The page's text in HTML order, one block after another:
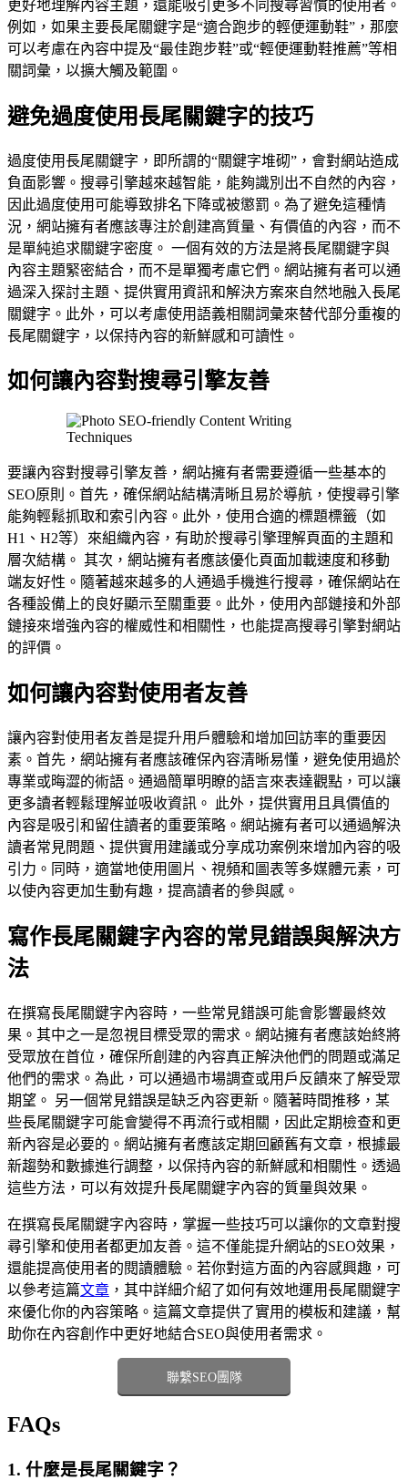
更好地理解內容主題，還能吸引更多不同搜尋習慣的使用者。
例如，如果主要長尾關鍵字是“適合跑步的輕便運動鞋”，那麼
可以考慮在內容中提及“最佳跑步鞋”或“輕便運動鞋推薦”等相
關詞彙，以擴大觸及範圍。
避免過度使用長尾關鍵字的技巧
過度使用長尾關鍵字，即所謂的“關鍵字堆砌”，會對網站造成
負面影響。搜尋引擎越來越智能，能夠識別出不自然的內容，
因此過度使用可能導致排名下降或被懲罰。為了避免這種情
況，網站擁有者應該專注於創建高質量、有價值的內容，而不
是單純追求關鍵字密度。 一個有效的方法是將長尾關鍵字與
內容主題緊密結合，而不是單獨考慮它們。網站擁有者可以通
過深入探討主題、提供實用資訊和解決方案來自然地融入長尾
關鍵字。此外，可以考慮使用語義相關詞彙來替代部分重複的
長尾關鍵字，以保持內容的新鮮感和可讀性。
如何讓內容對搜尋引擎友善
要讓內容對搜尋引擎友善，網站擁有者需要遵循一些基本的
SEO原則。首先，確保網站結構清晰且易於導航，使搜尋引擎
能夠輕鬆抓取和索引內容。此外，使用合適的標題標籤（如
H1、H2等）來組織內容，有助於搜尋引擎理解頁面的主題和
層次結構。 其次，網站擁有者應該優化頁面加載速度和移動
端友好性。隨著越來越多的人通過手機進行搜尋，確保網站在
各種設備上的良好顯示至關重要。此外，使用內部鏈接和外部
鏈接來增強內容的權威性和相關性，也能提高搜尋引擎對網站
的評價。
如何讓內容對使用者友善
讓內容對使用者友善是提升用戶體驗和增加回訪率的重要因
素。首先，網站擁有者應該確保內容清晰易懂，避免使用過於
專業或晦澀的術語。通過簡單明瞭的語言來表達觀點，可以讓
更多讀者輕鬆理解並吸收資訊。 此外，提供實用且具價值的
內容是吸引和留住讀者的重要策略。網站擁有者可以通過解決
讀者常見問題、提供實用建議或分享成功案例來增加內容的吸
引力。同時，適當地使用圖片、視頻和圖表等多媒體元素，可
以使內容更加生動有趣，提高讀者的參與感。
寫作長尾關鍵字內容的常見錯誤與解決方
法
在撰寫長尾關鍵字內容時，一些常見錯誤可能會影響最終效
果。其中之一是忽視目標受眾的需求。網站擁有者應該始終將
受眾放在首位，確保所創建的內容真正解決他們的問題或滿足
他們的需求。為此，可以通過市場調查或用戶反饋來了解受眾
期望。 另一個常見錯誤是缺乏內容更新。隨著時間推移，某
些長尾關鍵字可能會變得不再流行或相關，因此定期檢查和更
新內容是必要的。網站擁有者應該定期回顧舊有文章，根據最
新趨勢和數據進行調整，以保持內容的新鮮感和相關性。透過
這些方法，可以有效提升長尾關鍵字內容的質量與效果。
在撰寫長尾關鍵字內容時，掌握一些技巧可以讓你的文章對搜
尋引擎和使用者都更加友善。這不僅能提升網站的SEO效果，
還能提高使用者的閱讀體驗。若你對這方面的內容感興趣，可
以參考這篇文章 ，其中詳細介紹了如何有效地運用長尾關鍵字
來優化你的內容策略。這篇文章提供了實用的模板和建議，幫
助你在內容創作中更好地結合SEO與使用者需求。
聯繫SEO團隊
FAQs
1. 什麼是長尾關鍵字？